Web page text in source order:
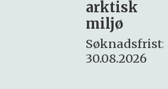
Søknadsfrist:
16. august.